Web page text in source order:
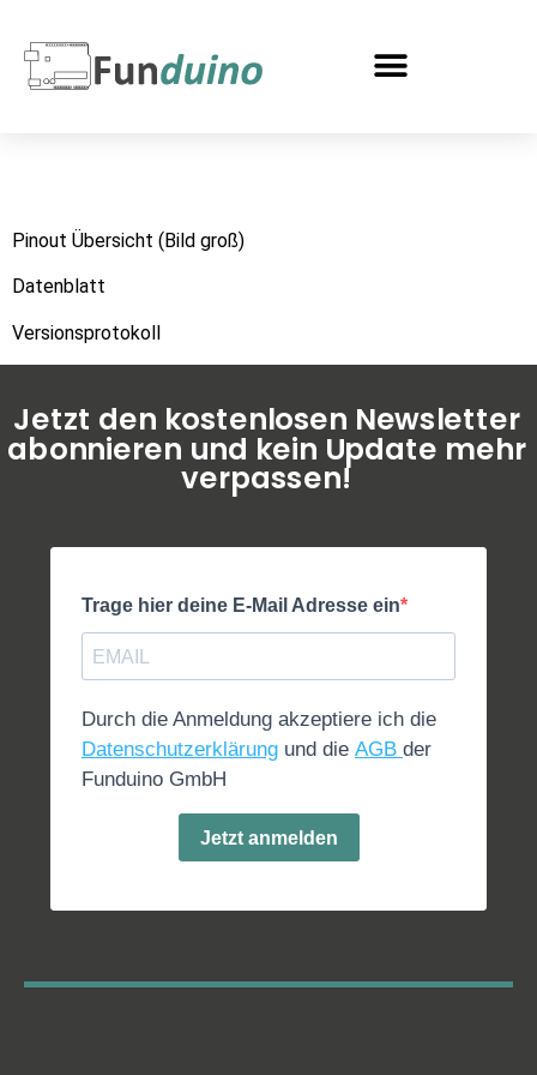
Pinout Übersicht (Bild groß)
Datenblatt
Versionsprotokoll
Jetzt den kostenlosen Newsletter
abonnieren und kein Update mehr
verpassen!
Trage hier deine E-Mail Adresse ein
Durch die Anmeldung akzeptiere ich die
Datenschutzerklärung und die AGB der
Funduino GmbH
Jetzt anmelden
Funduino KI-Programmierhilfe AI Agent
sicherlich weiterhelfen. Bei Fragen rund um eine